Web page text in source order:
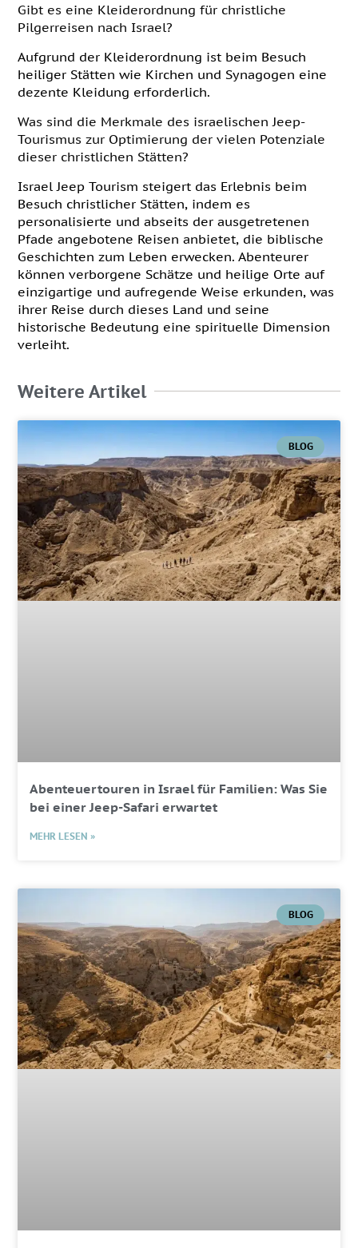
Gibt es eine Kleiderordnung für christliche
Pilgerreisen nach Israel?
Aufgrund der Kleiderordnung ist beim Besuch
heiliger Stätten wie Kirchen und Synagogen eine
dezente Kleidung erforderlich.
Was sind die Merkmale des israelischen Jeep-
Tourismus zur Optimierung der vielen Potenziale
dieser christlichen Stätten?
Israel Jeep Tourism steigert das Erlebnis beim
Besuch christlicher Stätten, indem es
personalisierte und abseits der ausgetretenen
Pfade angebotene Reisen anbietet, die biblische
Geschichten zum Leben erwecken. Abenteurer
können verborgene Schätze und heilige Orte auf
einzigartige und aufregende Weise erkunden, was
ihrer Reise durch dieses Land und seine
historische Bedeutung eine spirituelle Dimension
verleiht.
Weitere Artikel
BLOG
Abenteuertouren in Israel für Familien: Was Sie
bei einer Jeep-Safari erwartet
MEHR LESEN »
BLOG